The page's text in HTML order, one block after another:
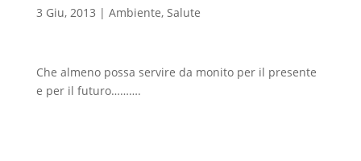
3 Giu, 2013 | Ambiente, Salute
Che almeno possa servire da monito per il presente
e per il futuro……….